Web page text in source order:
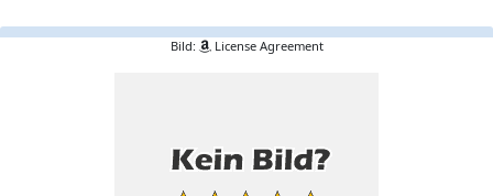
Bild: License Agreement